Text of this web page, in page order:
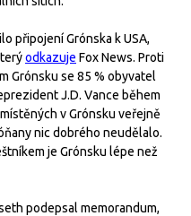
připojení Grónska k USA,
odkazuje Fox News. Proti
Grónsku se 85 % obyvatel
J.D. Vance během
v Grónsku veřejně
nic dobrého neudělalo.
je Grónsku lépe než
podepsal memorandum,